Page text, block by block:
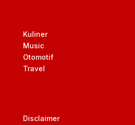
Kuliner
Music
Otomotif
Travel
Disclaimer